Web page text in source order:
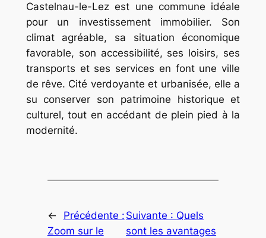
Castelnau-le-Lez est une commune idéale
pour un investissement immobilier. Son
climat agréable, sa situation économique
favorable, son accessibilité, ses loisirs, ses
transports et ses services en font une ville
de rêve. Cité verdoyante et urbanisée, elle a
su conserver son patrimoine historique et
culturel, tout en accédant de plein pied à la
modernité.
←
Précédente :
Zoom sur le
Suivante : Quels
sont les avantages